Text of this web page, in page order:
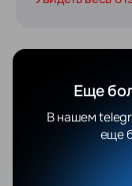
Похожие
Еще
В нашем
еще